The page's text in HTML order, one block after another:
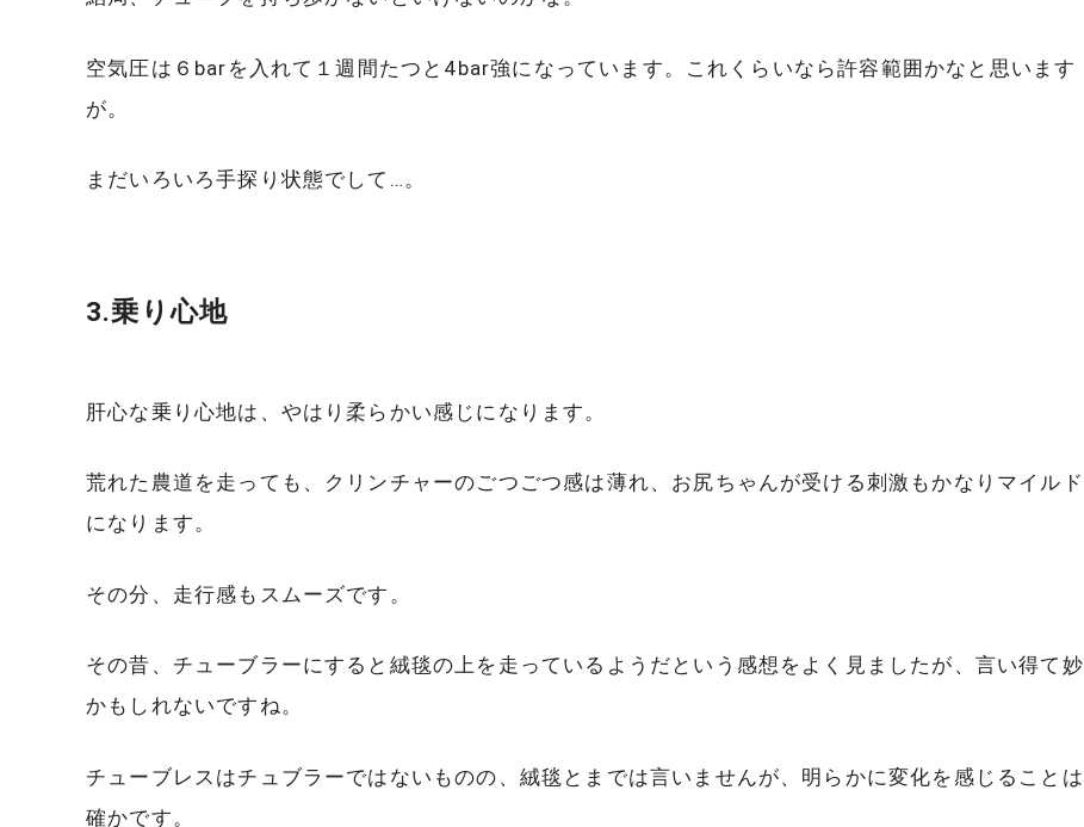
空気圧は６barを入れて１週間たつと4bar強になっています。これくらいなら許容範囲かなと思います
が。
まだいろいろ手探り状態でして…。
3.乗り心地
肝心な乗り心地は、やはり柔らかい感じになります。
荒れた農道を走っても、クリンチャーのごつごつ感は薄れ、お尻ちゃんが受ける刺激もかなりマイルド
になります。
その分、走行感もスムーズです。
その昔、チューブラーにすると絨毯の上を走っているようだという感想をよく見ましたが、言い得て妙
かもしれないですね。
チューブレスはチュブラーではないものの、絨毯とまでは言いませんが、明らかに変化を感じることは
確かです。